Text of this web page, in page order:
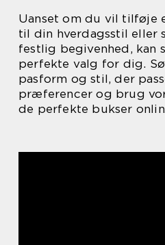
Uanset om du vil tilføje
til din hverdagsstil eller
festlig begivenhed, kan
perfekte valg for dig.
pasform og stil, der
præferencer og brug
de perfekte bukser